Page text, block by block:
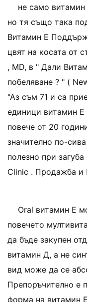
не само
но тя също така
Витамин E
цвят на косата от
, MD, в " Дали
побеляване ? " (
"Аз съм 71 и са
единици витамин
повече от 20
значително по-
полезно при
Clinic . Продажба и
Oral витамин Е
повечето
да бъде закупен
витамин Д, а не
вид може да се
Препоръчително е
форма на витамин